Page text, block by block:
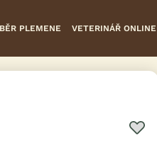
PLEMENE VETERINÁŘ ONLINE